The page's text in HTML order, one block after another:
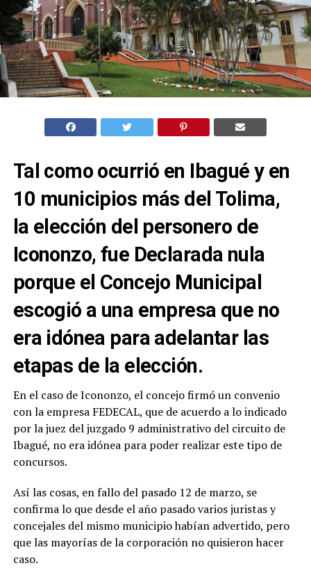
Tal como ocurrió en Ibagué y en
10 municipios más del Tolima,
la elección del personero de
Icononzo, fue Declarada nula
porque el Concejo Municipal
escogió a una empresa que no
era idónea para adelantar las
etapas de la elección.
En el caso de Icononzo, el concejo firmó un convenio
con la empresa FEDECAL, que de acuerdo a lo indicado
por la juez del juzgado 9 administrativo del circuito de
Ibagué, no era idónea para poder realizar este tipo de
concursos.
Así las cosas, en fallo del pasado 12 de marzo, se
confirma lo que desde el año pasado varios juristas y
concejales del mismo municipio habían advertido, pero
que las mayorías de la corporación no quisieron hacer
caso.